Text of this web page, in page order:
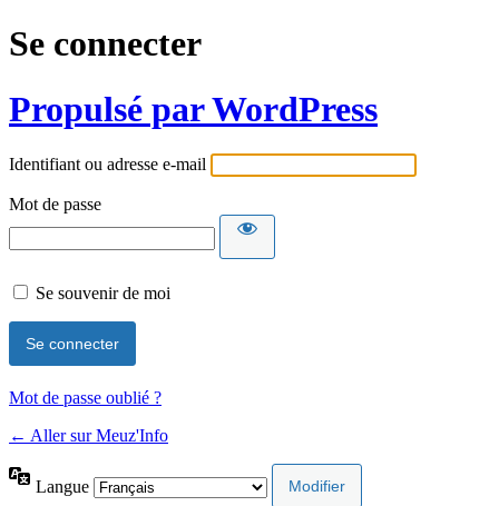
Se connecter
Propulsé par WordPress
Identifiant ou adresse e-mail
Mot de passe
Se souvenir de moi
Mot de passe oublié ?
← Aller sur Meuz'Info
Langue